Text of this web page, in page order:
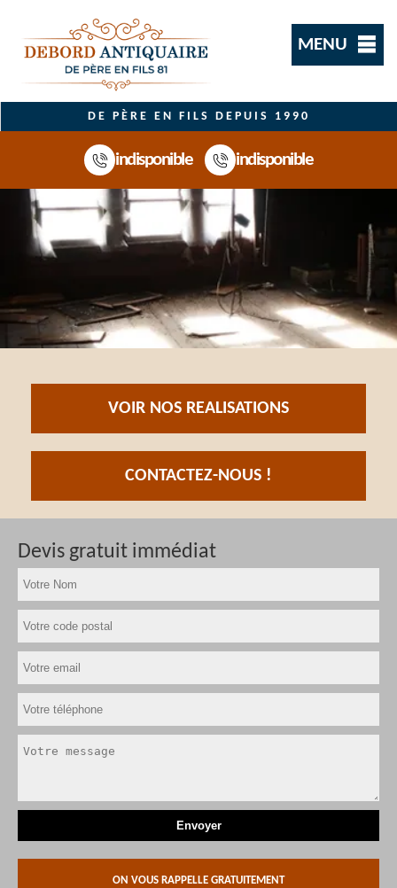
MENU
DE PÈRE EN FILS DEPUIS 1990
indisponible indisponible
VOIR NOS REALISATIONS
CONTACTEZ-NOUS !
Devis gratuit immédiat
ON VOUS RAPPELLE GRATUITEMENT